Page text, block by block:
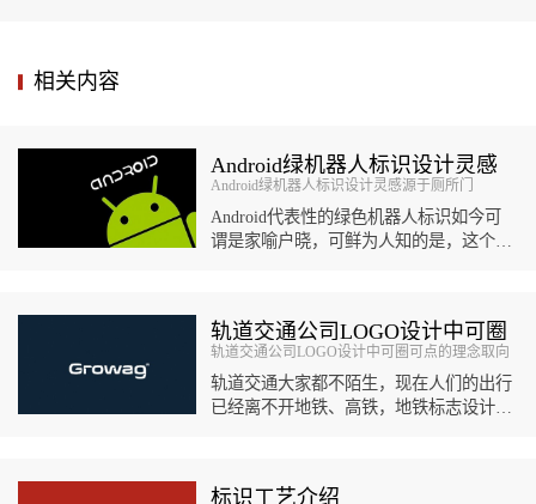
相关内容
Android绿机器人标识设计灵感
源于厕所门
Android绿机器人标识设计灵感源于厕所门
Android代表性的绿色机器人标识如今可
谓是家喻户晓，可鲜为人知的是，这个机
轨道交通公司LOGO设计中可圈
可点的理念取向
轨道交通公司LOGO设计中可圈可点的理念取向
轨道交通大家都不陌生，现在人们的出行
已经离不开地铁、高铁，地铁标志设计可
标识工艺介绍